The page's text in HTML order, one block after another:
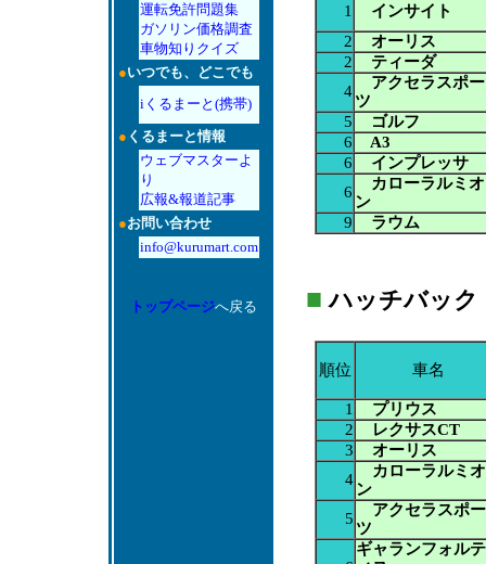
運転免許問題集
ガソリン価格調査
車物知りクイズ
●いつでも、どこでも
iくるまーと(携帯)
● くるまーと情報
ウェブマスターよ
り
広報&報道記事
●お問い合わせ
info@kurumart.com
トップページへ戻る
1
インサイト
2
オーリス
2
ティーダ
4
アクセラスポー
ツ
5
ゴルフ
6
A3
6
インプレッサ
6
カローラルミオ
ン
9
ラウム
■ ハッチバック
順位 車名
1
プリウス
2
レクサスCT
3
オーリス
4
カローラルミオ
ン
5
アクセラスポー
ツ
ギャランフォルテ